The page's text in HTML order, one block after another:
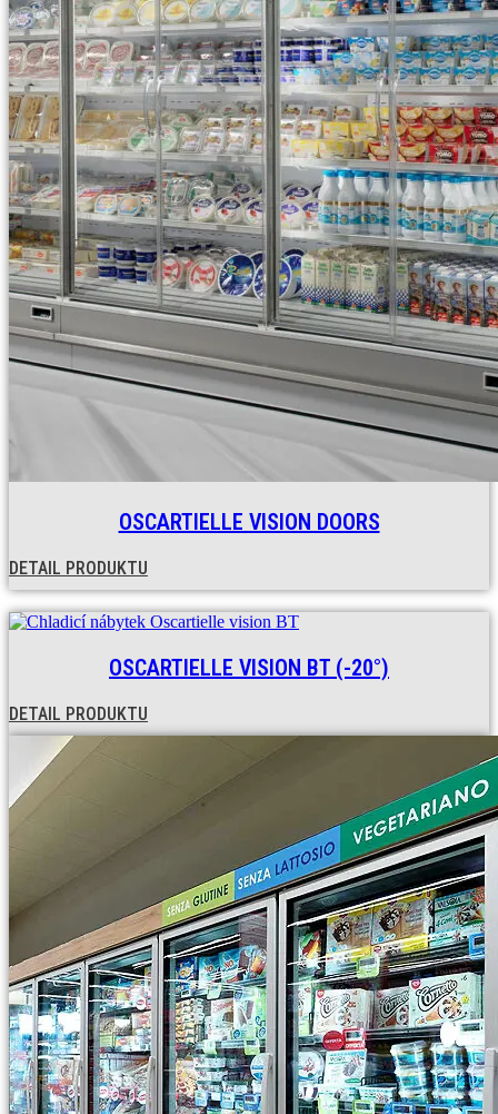
OSCARTIELLE VISION DOORS
DETAIL PRODUKTU
OSCARTIELLE VISION BT (-20°)
DETAIL PRODUKTU